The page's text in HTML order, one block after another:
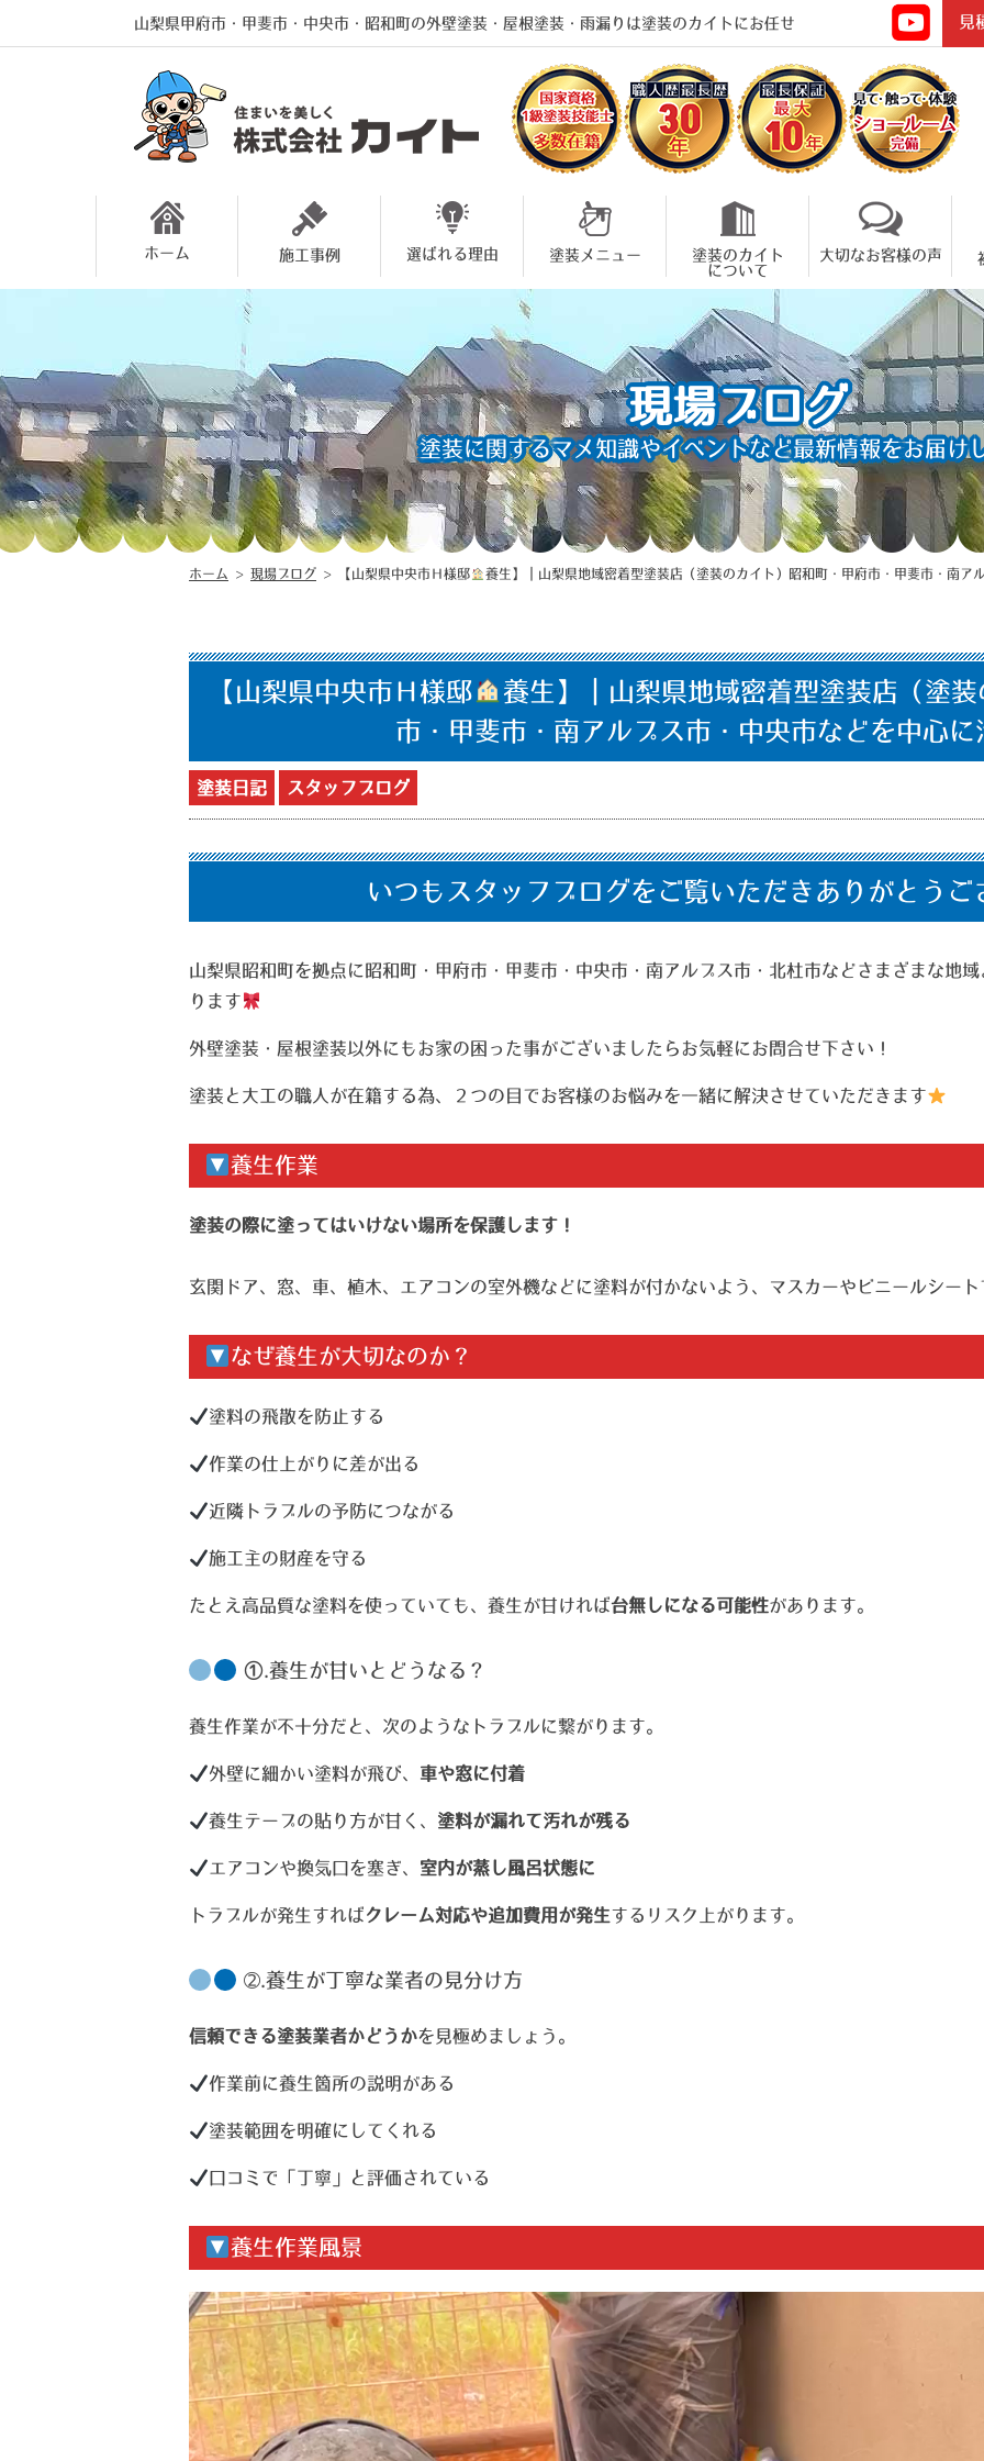
山梨県甲府市・甲斐市・中央市・昭和町の外壁塗装・屋根塗装・雨漏りは塗装のカイトにお任せ 見
ホーム 施工事例 選ばれる理由 塗装メニュー
塗装のカイト
について
大切なお客様の声
現場ブログ
塗装に関するマメ知識やイベントなど最新情報をお届け
ホーム > 現場ブログ > 【山梨県中央市Ｈ様邸 養生】｜山梨県地域密着型塗装店（塗装のカイト）昭和町・甲府市・甲斐市・南ア
【山梨県中央市Ｈ様邸
養生】｜山梨県地域密着型塗装店（塗
市・甲斐市・南アルプス市・中央市などを中心に
塗装日記 スタッフブログ
いつもスタッフブログをご覧いただきありがとうご
山梨県昭和町を拠点に昭和町・甲府市・甲斐市・中央市・南アルプス市・北杜市などさまざまな地
ります
外壁塗装・屋根塗装以外にもお家の困った事がございましたらお気軽にお問合せ下さい！
塗装と大工の職人が在籍する為、２つの目でお客様のお悩みを一緒に解決させていただきます
養生作業
塗装の際に塗ってはいけない場所を保護します！
玄関ドア、窓、車、植木、エアコンの室外機などに塗料が付かないよう、マスカーやビニールシート
なぜ養生が大切なのか？
塗料の飛散を防止する
作業の仕上がりに差が出る
近隣トラブルの予防につながる
施工主の財産を守る
たとえ高品質な塗料を使っていても、養生が甘ければ台無しになる可能性があります。
①.養生が甘いとどうなる？
養生作業が不十分だと、次のようなトラブルに繋がります。
外壁に細かい塗料が飛び、 車や窓に付着
養生テープの貼り方が甘く、 塗料が漏れて汚れが残る
エアコンや換気口を塞ぎ、 室内が蒸し風呂状態に
トラブルが発生すればクレーム対応や追加費用が発生するリスク上がります。
➁.養生が丁寧な業者の見分け方
信頼できる塗装業者かどうかを見極めましょう。
作業前に養生箇所の説明がある
塗装範囲を明確にしてくれる
口コミで「丁寧」と評価されている
養生作業風景
動
画
プ
レ
ー